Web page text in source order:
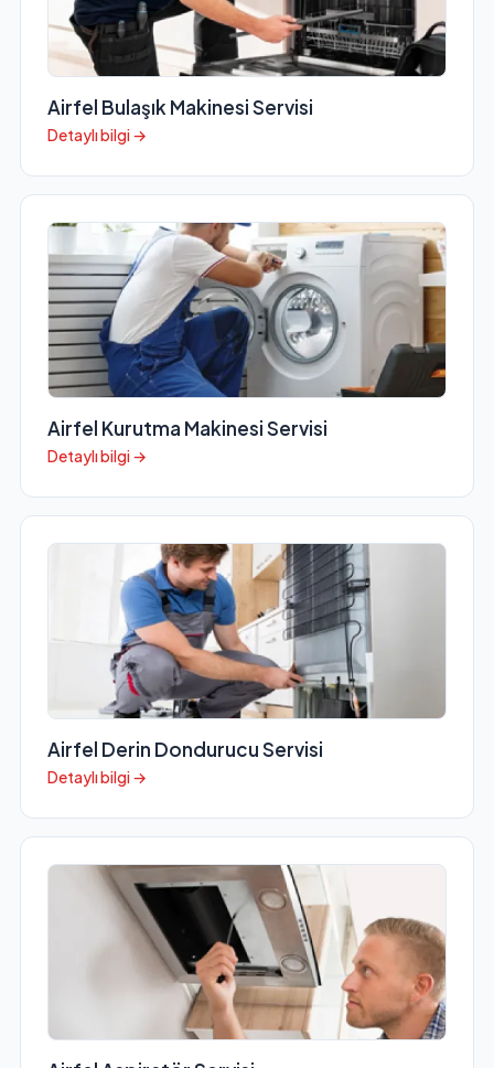
Airfel Bulaşık Makinesi Servisi
Detaylı bilgi →
Airfel Kurutma Makinesi Servisi
Detaylı bilgi →
Airfel Derin Dondurucu Servisi
Detaylı bilgi →